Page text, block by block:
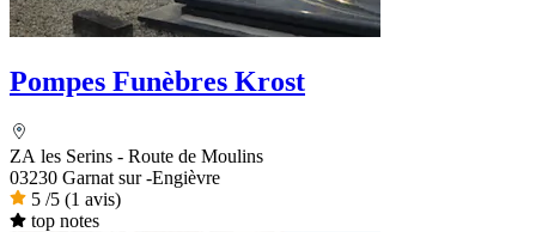
Pompes Funèbres Krost
ZA les Serins - Route de Moulins
03230 Garnat sur -Engièvre
5 /5 (1 avis)
top notes